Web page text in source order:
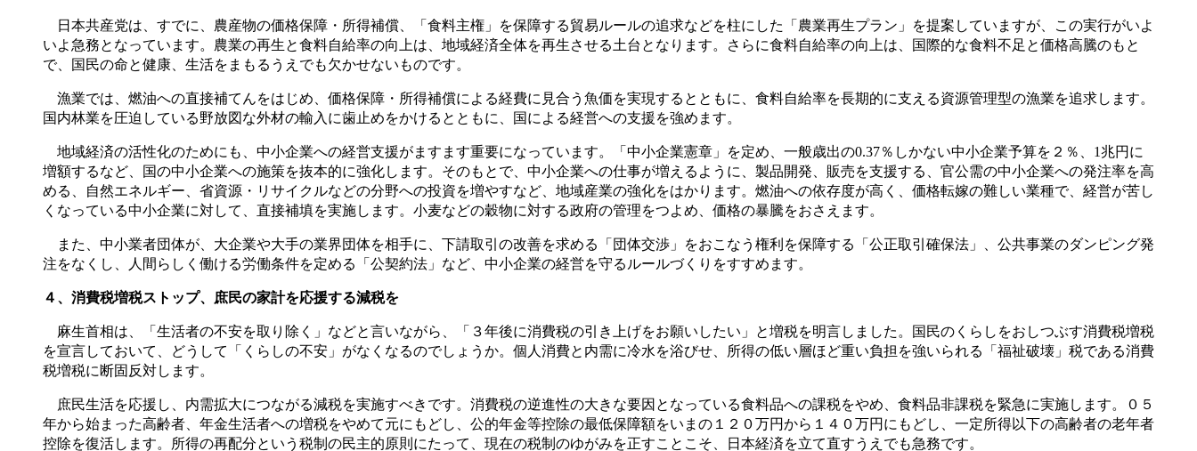
日本共産党は、すでに、農産物の価格保障・所得補償、「食料主権」を保障する貿易ルールの追求などを柱にした「農業再生プラン」を提案していますが、この実行がいよ
いよ急務となっています。農業の再生と食料自給率の向上は、地域経済全体を再生させる土台となります。さらに食料自給率の向上は、国際的な食料不足と価格高騰のもと
で、国民の命と健康、生活をまもるうえでも欠かせないものです。
漁業では、燃油への直接補てんをはじめ、価格保障・所得補償による経費に見合う魚価を実現するとともに、食料自給率を長期的に支える資源管理型の漁業を追求します。
国内林業を圧迫している野放図な外材の輸入に歯止めをかけるとともに、国による経営への支援を強めます。
地域経済の活性化のためにも、中小企業への経営支援がますます重要になっています。「中小企業憲章」を定め、一般歳出の0.37％しかない中小企業予算を２％、1兆円に
増額するなど、国の中小企業への施策を抜本的に強化します。そのもとで、中小企業への仕事が増えるように、製品開発、販売を支援する、官公需の中小企業への発注率を高
める、自然エネルギー、省資源・リサイクルなどの分野への投資を増やすなど、地域産業の強化をはかります。燃油への依存度が高く、価格転嫁の難しい業種で、経営が苦し
くなっている中小企業に対して、直接補填を実施します。小麦などの穀物に対する政府の管理をつよめ、価格の暴騰をおさえます。
また、中小業者団体が、大企業や大手の業界団体を相手に、下請取引の改善を求める「団体交渉」をおこなう権利を保障する「公正取引確保法」、公共事業のダンピング発
注をなくし、人間らしく働ける労働条件を定める「公契約法」など、中小企業の経営を守るルールづくりをすすめます。
４、消費税増税ストップ、庶民の家計を応援する減税を
麻生首相は、「生活者の不安を取り除く」などと言いながら、「３年後に消費税の引き上げをお願いしたい」と増税を明言しました。国民のくらしをおしつぶす消費税増税
を宣言しておいて、どうして「くらしの不安」がなくなるのでしょうか。個人消費と内需に冷水を浴びせ、所得の低い層ほど重い負担を強いられる「福祉破壊」税である消費
税増税に断固反対します。
庶民生活を応援し、内需拡大につながる減税を実施すべきです。消費税の逆進性の大きな要因となっている食料品への課税をやめ、食料品非課税を緊急に実施します。０５
年から始まった高齢者、年金生活者への増税をやめて元にもどし、公的年金等控除の最低保障額をいまの１２０万円から１４０万円にもどし、一定所得以下の高齢者の老年者
控除を復活します。所得の再配分という税制の民主的原則にたって、現在の税制のゆがみを正すことこそ、日本経済を立て直すうえでも急務です。